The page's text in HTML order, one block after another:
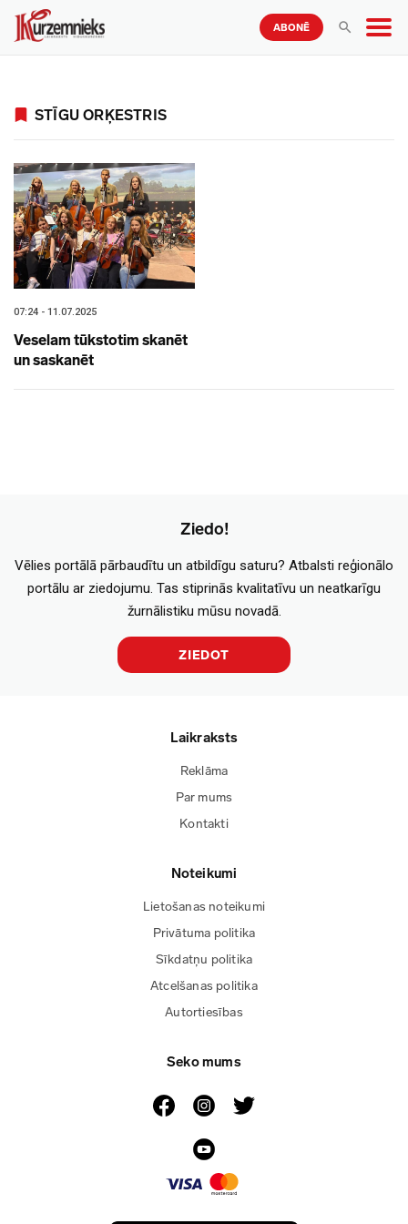
ABONĒ
STĪGU ORĶESTRIS
07:24 - 11.07.2025
Veselam tūkstotim skanēt
un saskanēt
Ziedo!
Vēlies portālā pārbaudītu un atbildīgu saturu? Atbalsti reģionālo
portālu ar ziedojumu. Tas stiprinās kvalitatīvu un neatkarīgu
žurnālistiku mūsu novadā.
ZIEDOT
Laikraksts
Reklāma
Par mums
Kontakti
Noteikumi
Lietošanas noteikumi
Privātuma politika
Sīkdatņu politika
Atcelšanas politika
Autortiesības
Seko mums